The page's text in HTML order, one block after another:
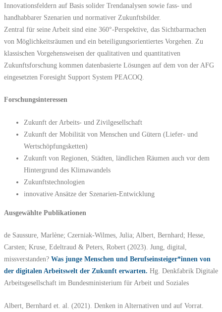
Innovationsfeldern auf Basis solider Trendanalysen sowie fass- und
handhabbarer Szenarien und normativer Zukunftsbilder.
Zentral für seine Arbeit sind eine 360°-Perspektive, das Sichtbarmachen
von Möglichkeitsräumen und ein beteiligungsorientiertes Vorgehen. Zu
klassischen Vorgehensweisen der qualitativen und quantitativen
Zukunftsforschung kommen datenbasierte Lösungen auf dem von der AFG
eingesetzten Foresight Support System PEACOQ.
Forschungsinteressen
Zukunft der Arbeits- und Zivilgesellschaft
Zukunft der Mobilität von Menschen und Gütern (Liefer- und
Wertschöpfungsketten)
Zukunft von Regionen, Städten, ländlichen Räumen auch vor dem
Hintergrund des Klimawandels
Zukunftstechnologien
innovative Ansätze der Szenarien-Entwicklung
Ausgewählte Publikationen
de Saussure, Marlène; Czerniak-Wilmes, Julia; Albert, Bernhard; Hesse,
Carsten; Kruse, Edeltraud & Peters, Robert (2023). Jung, digital,
missverstanden? Was junge Menschen und Berufseinsteiger*innen von
der digitalen Arbeitswelt der Zukunft erwarten. Hg. Denkfabrik Digitale
Arbeitsgesellschaft im Bundesministerium für Arbeit und Soziales
Albert, Bernhard et. al. (2021). Denken in Alternativen und auf Vorrat.